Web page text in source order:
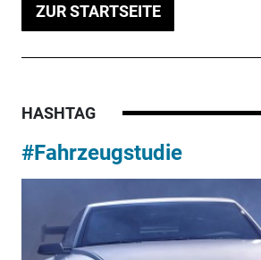
ZUR STARTSEITE
HASHTAG
#Fahrzeugstudie